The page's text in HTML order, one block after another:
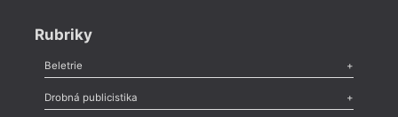
Rubriky
Beletrie
Poezie,Próza,Dokumenty
Drobná publicistika